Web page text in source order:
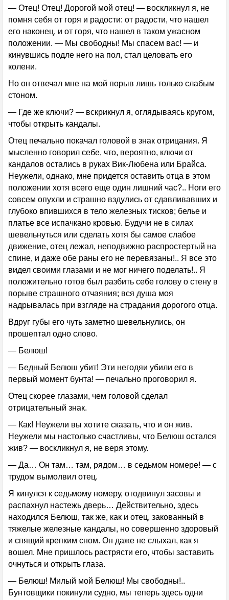
— Отец! Отец! Дорогой мой отец! — воскликнул я, не
помня себя от горя и радости: от радости, что нашел
его наконец, и от горя, что нашел в таком ужасном
положении. — Мы свободны! Мы спасем вас! — и
кинувшись подле него на пол, стал целовать его
колени.
Но он отвечал мне на мой порыв лишь только слабым
стоном.
— Где же ключи? — вскрикнул я, оглядываясь кругом,
чтобы открыть кандалы.
Отец печально покачал головой в знак отрицания. Я
мысленно говорил себе, что, вероятно, ключи от
кандалов остались в руках Вик-Любена или Брайса.
Неужели, однако, мне придется оставить отца в этом
положении хотя всего еще один лишний час?.. Ноги его
совсем опухли и страшно вздулись от сдавливавших и
глубоко впившихся в тело железных тисков; белье и
платье все испачкано кровью. Будучи не в силах
шевельнуться или сделать хотя бы самое слабое
движение, отец лежал, неподвижно распростертый на
спине, и даже обе раны его не перевязаны!.. Я все это
видел своими глазами и не мог ничего поделать!.. Я
положительно готов был разбить себе голову о стену в
порыве страшного отчаяния; вся душа моя
надрывалась при взгляде на страдания дорогого отца.
Вдруг губы его чуть заметно шевельнулись, он
прошептал одно слово.
— Белюш!
— Бедный Белюш убит! Эти негодяи убили его в
первый момент бунта! — печально проговорил я.
Отец скорее глазами, чем головой сделал
отрицательный знак.
— Как! Неужели вы хотите сказать, что и он жив.
Неужели мы настолько счастливы, что Белюш остался
жив? — воскликнул я, не веря этому.
— Да… Он там… там, рядом… в седьмом номере! — с
трудом вымолвил отец.
Я кинулся к седьмому номеру, отодвинул засовы и
распахнул настежь дверь… Действительно, здесь
находился Белюш, так же, как и отец, закованный в
тяжелые железные кандалы, но совершенно здоровый
и спящий крепким сном. Он даже не слыхал, как я
вошел. Мне пришлось растрясти его, чтобы заставить
очнуться и открыть глаза.
— Белюш! Милый мой Белюш! Мы свободны!..
Бунтовщики покинули судно, мы теперь здесь одни